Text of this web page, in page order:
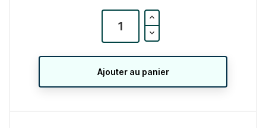
Ajouter au panier